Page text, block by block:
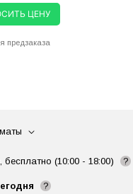
ЦЕНУ
предзаказа
(10:00 - 18:00) ?
?